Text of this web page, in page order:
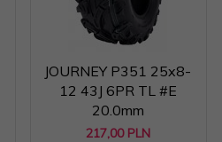
JOURNEY P351 25x8-
12 43J 6PR TL #E
20.0mm
217,00 PLN